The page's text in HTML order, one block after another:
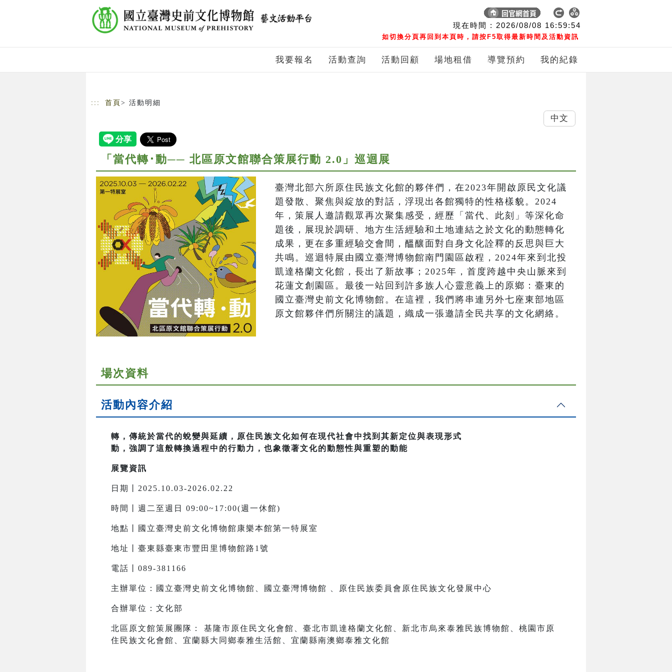
現在時間 : 2026/08/08 16:59:55
如切換分頁再回到本頁時，請按F5取得最新時間及活動資訊
我要報名 活動查詢 活動回顧 場地租借 導覽預約 我的紀錄
::: 首頁 > 活動明細
「當代轉･動── 北區原文館聯合策展行動 2.0」巡迴展
臺灣北部六所原住民族文化館的夥伴們，在2023年開啟原民文化議
題發散、聚焦與綻放的對話，浮現出各館獨特的性格樣貌。2024
年，策展人邀請觀眾再次聚集感受，經歷「當代、此刻」等深化命
題後，展現於調研、地方生活經驗和土地連結之於文化的動態轉化
成果，更在多重經驗交會間，醞釀面對自身文化詮釋的反思與巨大
共鳴。巡迴特展由國立臺灣博物館南門園區啟程，2024年來到北投
凱達格蘭文化館，長出了新故事；2025年，首度跨越中央山脈來到
花蓮文創園區。最後一站回到許多族人心靈意義上的原鄉：臺東的
國立臺灣史前文化博物館。在這裡，我們將串連另外七座東部地區
原文館夥伴們所關注的議題，織成一張邀請全民共享的文化網絡。
場次資料
活動內容介紹
轉，傳統於當代的蛻變與延續，原住民族文化如何在現代社會中找到其新定位與表現形式
動，強調了這般轉換過程中的行動力，也象徵著文化的動態性與重塑的動能
展覽資訊
日期丨2025.10.03-2026.02.22
時間丨週二至週日 09:00~17:00(週一休館)
地點丨國立臺灣史前文化博物館康樂本館第一特展室
地址丨臺東縣臺東市豐田里博物館路1號
電話丨089-381166
主辦單位：國立臺灣史前文化博物館、國立臺灣博物館 、原住民族委員會原住民族文化發展中心
合辦單位：文化部
北區原文館策展團隊： 基隆市原住民文化會館、臺北市凱達格蘭文化館、新北市烏來泰雅民族博物館、桃園市原
住民族文化會館、宜蘭縣大同鄉泰雅生活館、宜蘭縣南澳鄉泰雅文化館